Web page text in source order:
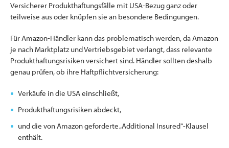
Versicherer Produkthaftungsfälle mit USA-Bezug ganz oder
teilweise aus oder knüpfen sie an besondere Bedingungen.
Für Amazon-Händler kann das problematisch werden, da Amazon
je nach Marktplatz und Vertriebsgebiet verlangt, dass relevante
Produkthaftungsrisiken versichert sind. Händler sollten deshalb
genau prüfen, ob ihre Haftpflichtversicherung:
Verkäufe in die USA einschließt,
Produkthaftungsrisiken abdeckt,
und die von Amazon geforderte „Additional Insured“-Klausel
enthält.